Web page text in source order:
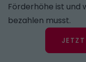
Förderhöhe ist und
bezahlen musst.